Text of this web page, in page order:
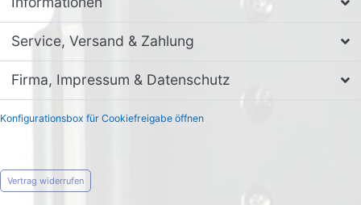
Service, Versand & Zahlung
Firma, Impressum & Datenschutz
Konfigurationsbox für Cookiefreigabe öffnen
Vertrag widerrufen